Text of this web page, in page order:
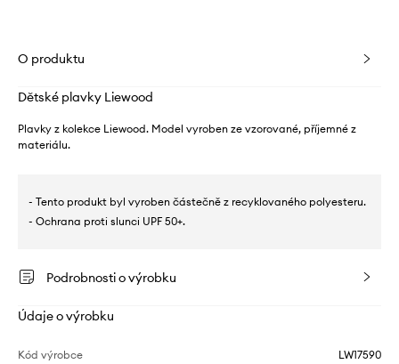
O produktu
Dětské plavky Liewood
Plavky z kolekce Liewood. Model vyroben ze vzorované, příjemné z
materiálu.
- Tento produkt byl vyroben částečně z recyklovaného polyesteru.
- Ochrana proti slunci UPF 50+.
Podrobnosti o výrobku
Údaje o výrobku
Kód výrobce LW17590